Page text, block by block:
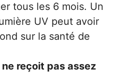
tous les 6 mois. Un
UV peut avoir
sur la santé de
reçoit pas assez